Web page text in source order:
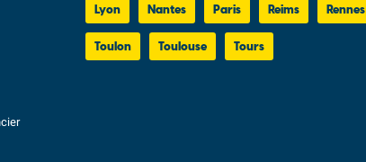
Lyon Nantes Paris Reims Rennes
Toulon Toulouse Tours